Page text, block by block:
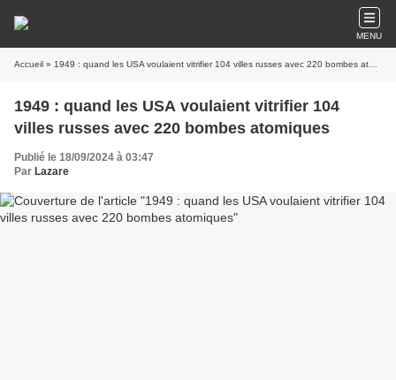
MENU
Accueil » 1949 : quand les USA voulaient vitrifier 104 villes russes avec 220 bombes atomiques
1949 : quand les USA voulaient vitrifier 104
villes russes avec 220 bombes atomiques
Publié le 18/09/2024 à 03:47
Par Lazare